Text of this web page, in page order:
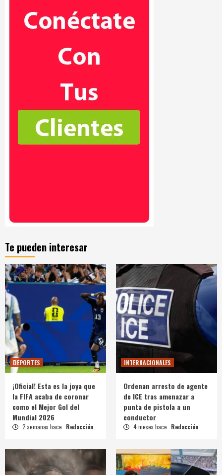
Te pueden interesar
DEPORTES
¡Oficial! Esta es la joya que
la FIFA acaba de coronar
como el Mejor Gol del
Mundial 2026
2 semanas hace Redacción
INTERNACIONALES
Ordenan arresto de agente
de ICE tras amenazar a
punta de pistola a un
conductor
4 meses hace Redacción